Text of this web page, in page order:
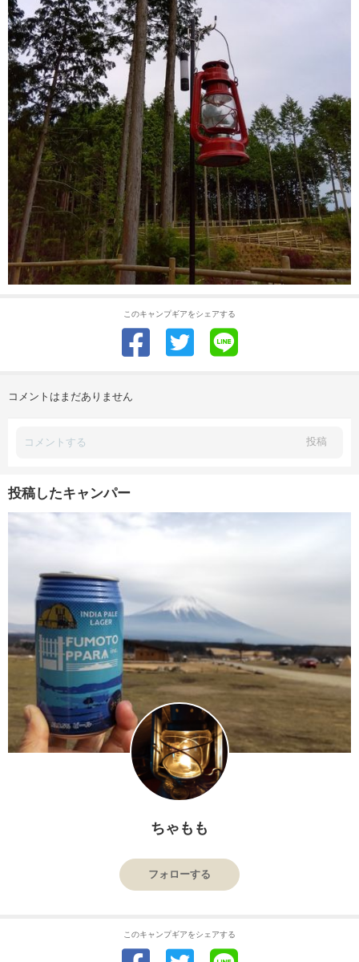
このキャンプギアをシェアする
コメントはまだありません
投稿
投稿したキャンパー
ちゃもも
フォローする
このキャンプギアをシェアする